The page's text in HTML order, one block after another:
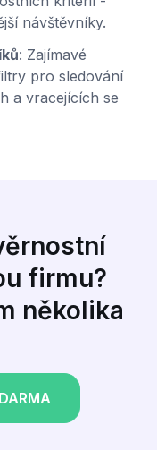
návštěvníky.
: Zajímavé
pro sledování
a vracejících se
firmu?
několika